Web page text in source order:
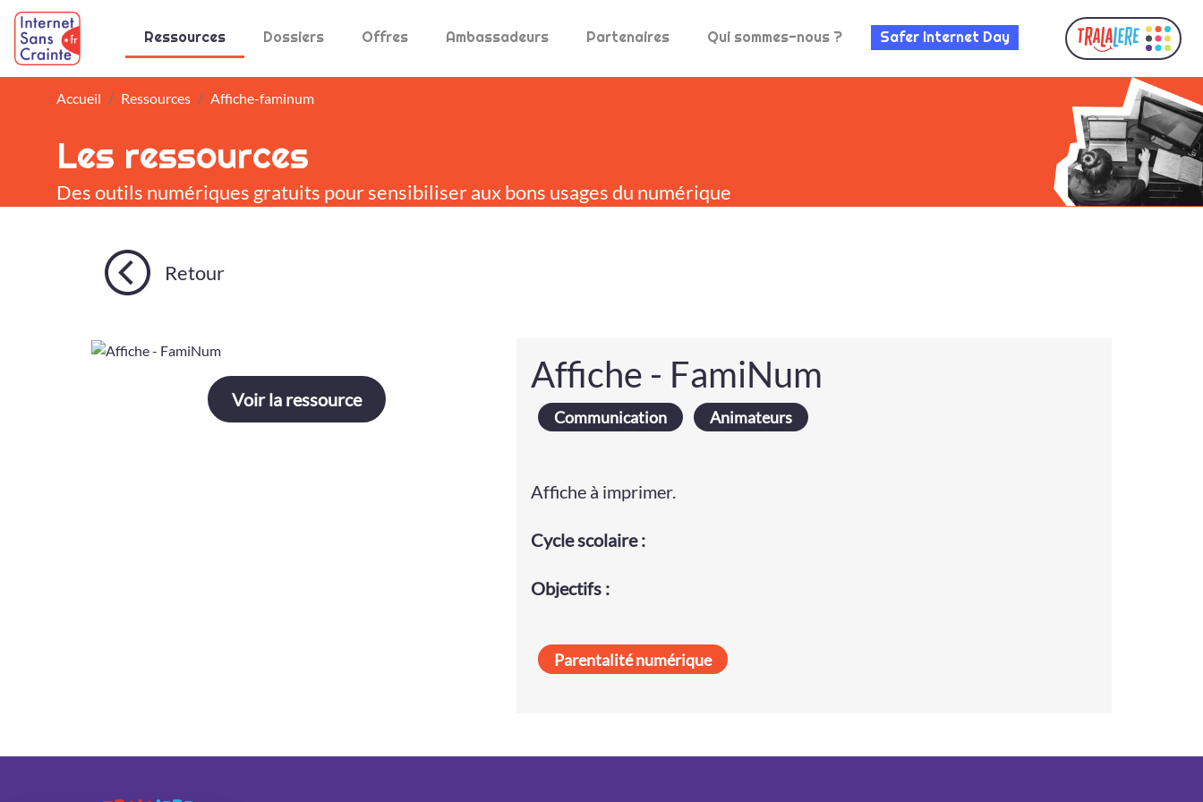
Panneau de gestion des cookies
Ressources Dossiers Offres Ambassadeurs Partenaires Qui sommes-nous ? Safer Internet Day
Accueil Ressources Affiche-faminum
Les ressources
Des outils numériques gratuits pour sensibiliser aux bons usages du numérique
Retour
Voir la ressource
Affiche - FamiNum
Communication Animateurs
Affiche à imprimer.
Cyclescolaire:
Objectifs :
Parentalité numérique